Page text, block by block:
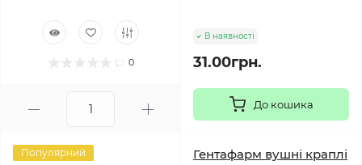
0
В наявності
31.00грн.
До кошика
Популярний
Гентафарм вушні краплі